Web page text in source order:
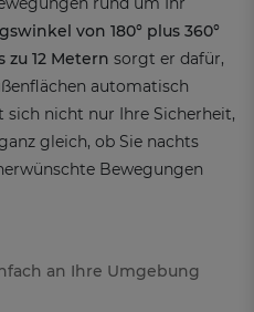
von 180° plus 360°
zu 12 Metern sorgt er dafür,
automatisch
sich nicht nur Ihre Sicherheit,
gleich, ob Sie nachts
Bewegungen
an Ihre Umgebung